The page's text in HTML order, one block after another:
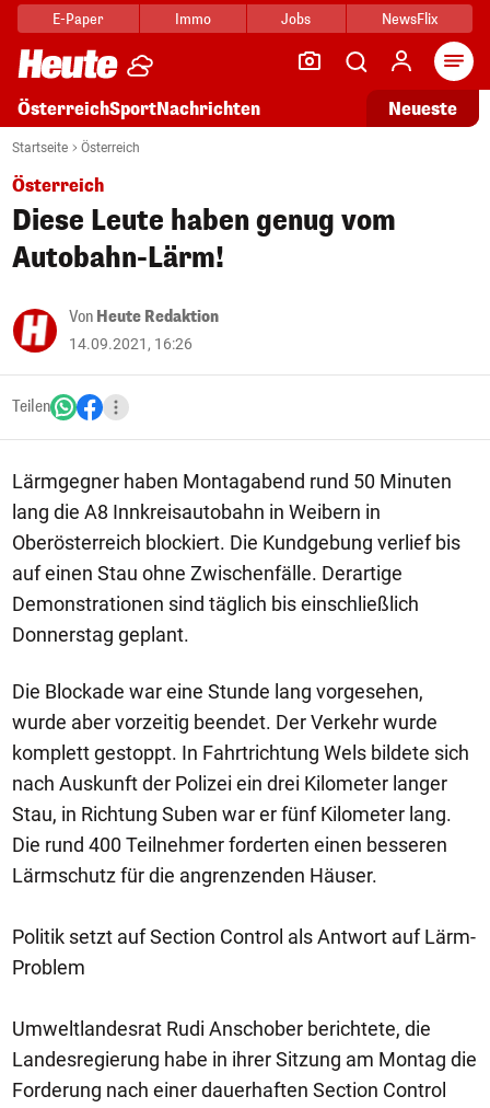
E-Paper Immo Jobs NewsFlix
ÖsterreichSportNachrichten Neueste
Startseite Österreich
Österreich
Diese Leute haben genug vom
Autobahn-Lärm!
Von Heute Redaktion
14.09.2021, 16:26
Teilen
Lärmgegner haben Montagabend rund 50 Minuten
lang die A8 Innkreisautobahn in Weibern in
Oberösterreich blockiert. Die Kundgebung verlief bis
auf einen Stau ohne Zwischenfälle. Derartige
Demonstrationen sind täglich bis einschließlich
Donnerstag geplant.
Die Blockade war eine Stunde lang vorgesehen,
wurde aber vorzeitig beendet. Der Verkehr wurde
komplett gestoppt. In Fahrtrichtung Wels bildete sich
nach Auskunft der Polizei ein drei Kilometer langer
Stau, in Richtung Suben war er fünf Kilometer lang.
Die rund 400 Teilnehmer forderten einen besseren
Lärmschutz für die angrenzenden Häuser.
Politik setzt auf Section Control als Antwort auf Lärm-
Problem
Umweltlandesrat Rudi Anschober berichtete, die
Landesregierung habe in ihrer Sitzung am Montag die
Forderung nach einer dauerhaften Section Control